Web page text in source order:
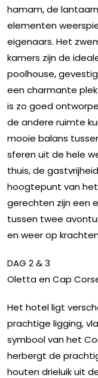
hamam, de
elementen
eigenaars. Het
kamers zijn de
poolhouse,
een charmante
is zo goed
de andere ruimte
mooie balans
sferen uit de hele
thuis, de
hoogtepunt van het
gerechten zijn een
tussen twee
en weer op
DAG 2 & 3
Oletta en Cap
Het hotel ligt
prachtige ligging,
symbool van het
herbergt de
houten drieluik uit